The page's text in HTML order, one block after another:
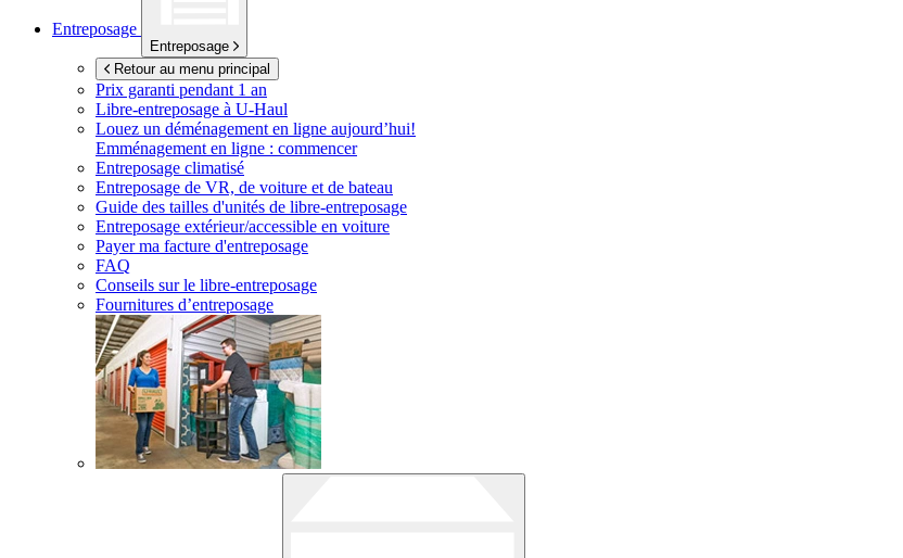
Entreposage
Entreposage
Retour au menu principal
Prix garanti pendant 1 an
Libre-entreposage à U-Haul
Louez un déménagement en ligne aujourd’hui!
Emménagement en ligne : commencer
Entreposage climatisé
Entreposage de VR, de voiture et de bateau
Guide des tailles d'unités de libre-entreposage
Entreposage extérieur/accessible en voiture
Payer ma facture d'entreposage
FAQ
Conseils sur le libre-entreposage
Fournitures d’entreposage